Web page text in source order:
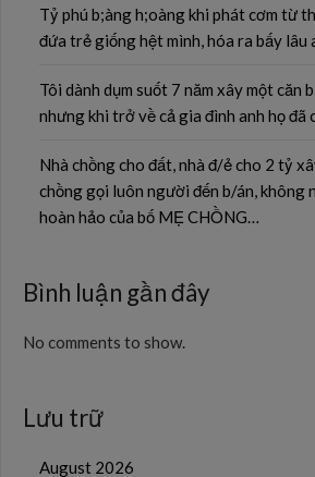
Tỷ phú b;àng h;oàng khi phát cơm từ
đứa trẻ giống hệt mình, hóa ra bấy lâu
Tôi dành dụm suốt 7 năm xây một căn
nhưng khi trở về cả gia đình anh họ đã
Nhà chồng cho đất, nhà đ/ẻ cho 2 tỷ
chồng gọi luôn người đến b/án, không
hoàn hảo của bố MẸ CHỒNG…
Bình luận gần đây
No comments to show.
Lưu trữ
August 2026